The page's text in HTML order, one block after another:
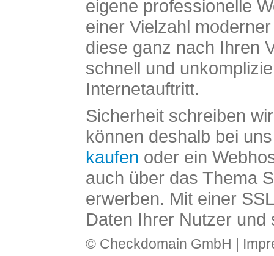
eigene professionelle
einer Vielzahl
diese ganz nach Ihren
schnell und
Internetauftritt.
Sicherheit schreiben
können deshalb bei
kaufen oder ein
auch über das Thema
erwerben. Mit einer
Daten Ihrer Nutzer und
© Checkdomain GmbH |